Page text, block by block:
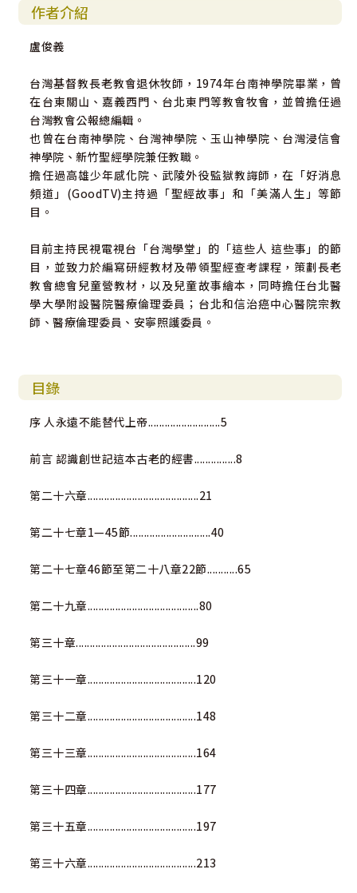
作者介紹
盧俊義
台灣基督教長老教會退休牧師，1974年台南神學院畢業，曾
在台東關山、嘉義西門、台北東門等教會牧會，並曾擔任過
台灣教會公報總編輯。
也曾在台南神學院、台灣神學院、玉山神學院、台灣浸信會
神學院、新竹聖經學院兼任教職。
擔任過高雄少年感化院、武陵外役監獄教誨師，在「好消息
頻道」(GoodTV)主持過「聖經故事」和「美滿人生」等節
目。
目前主持民視電視台「台灣學堂」的「這些人 這些事」的節
目，並致力於編寫研經教材及帶領聖經查考課程，策劃長老
教會總會兒童營教材，以及兒童故事繪本，同時擔任台北醫
學大學附設醫院醫療倫理委員；台北和信治癌中心醫院宗教
師、醫療倫理委員、安寧照護委員。
目錄
序 人永遠不能替代上帝..........................5
前言 認識創世記這本古老的經書...............8
第二十六章........................................21
第二十七章1—45節.............................40
第二十七章46節至第二十八章22節...........65
第二十九章........................................80
第三十章...........................................99
第三十一章.......................................120
第三十二章.......................................148
第三十三章.......................................164
第三十四章.......................................177
第三十五章.......................................197
第三十六章.......................................213